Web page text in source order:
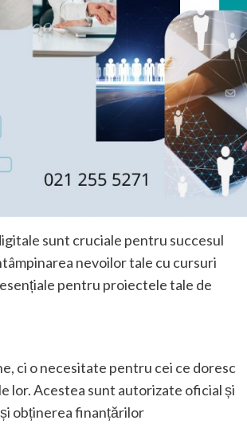
sunt cruciale pentru succesul
nevoilor tale cu cursuri
pentru proiectele tale de
ci o necesitate pentru cei ce doresc
lor. Acestea sunt autorizate oficial și
obținerea finanțărilor